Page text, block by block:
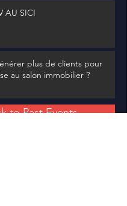
AU SICI
plus de clients pour
au salon immobilier ?
to Past Events